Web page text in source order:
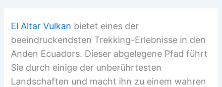
El Altar Vulkan bietet eines der
beeindruckendsten Trekking-Erlebnisse in den
Anden Ecuadors. Dieser abgelegene Pfad führt
Sie durch einige der unberührtesten
Landschaften und macht ihn zu einem wahren